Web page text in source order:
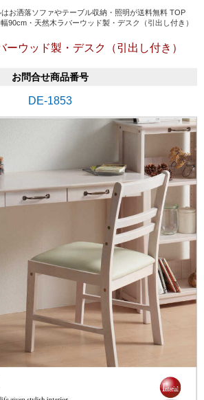
お洒落ソファやテーブル収納・照明が送料無料 TOP
幅90cm・天然木ラバーウッド製・デスク（引出し付き）
ーウッド製・デスク（引出し付き）
お問合せ商品番号
DE-1853